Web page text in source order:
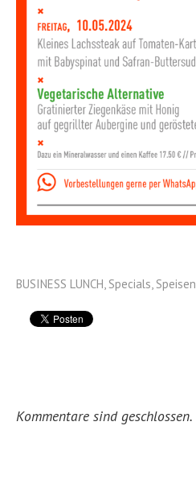
BUSINESS LUNCH Specials Speisen
Kommentare sind geschlossen.